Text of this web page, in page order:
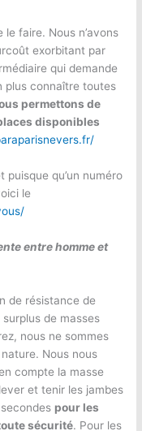
faire. Nous n’avons
exorbitant par
qui demande
plus connaître toutes
permettons de
disponibles
puisque qu’un numéro
le
entre homme et
de résistance de
de masses
nous ne sommes
Nous nous
compte la masse
et tenir les jambes
pour les
sécurité. Pour les